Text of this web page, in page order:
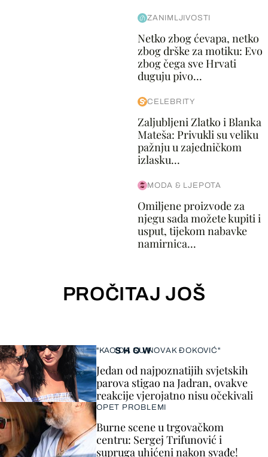
ZANIMLJIVOSTI
Netko zbog ćevapa, netko
zbog drške za motiku: Evo
zbog čega sve Hrvati
duguju pivo...
CELEBRITY
Zaljubljeni Zlatko i Blanka
Mateša: Privukli su veliku
pažnju u zajedničkom
izlasku...
MODA & LJEPOTA
Omiljene proizvode za
njegu sada možete kupiti i
usput, tijekom nabavke
namirnica...
PROČITAJ JOŠ
SHOW
"KAO DA SU NOVAK ĐOKOVIĆ"
Jedan od najpoznatijih svjetskih
parova stigao na Jadran, ovakve
reakcije vjerojatno nisu očekivali
OPET PROBLEMI
Burne scene u trgovačkom
centru: Sergej Trifunović i
supruga uhićeni nakon svađe!